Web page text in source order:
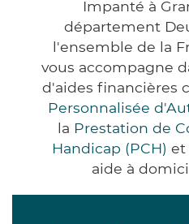
Impanté à
département
l'ensemble de la
vous accompagne
d'aides financières
Personnalisée
la Prestation de
Handicap (PCH) et
aide à